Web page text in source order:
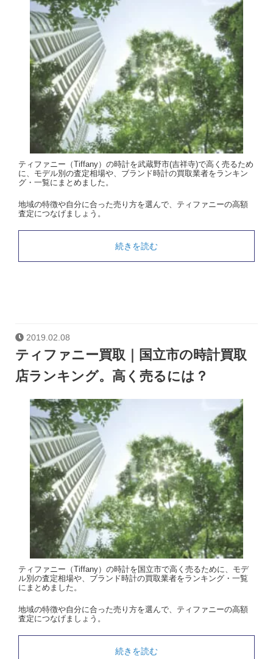
ティファニー（Tiffany）の時計を武蔵野市(吉祥寺)で高く売るため
に、モデル別の査定相場や、ブランド時計の買取業者をランキン
グ・一覧にまとめました。
地域の特徴や自分に合った売り方を選んで、ティファニーの高額
査定につなげましょう。
続きを読む
2019.02.08
ティファニー買取｜国立市の時計買取
店ランキング。高く売るには？
ティファニー（Tiffany）の時計を国立市で高く売るために、モデ
ル別の査定相場や、ブランド時計の買取業者をランキング・一覧
にまとめました。
地域の特徴や自分に合った売り方を選んで、ティファニーの高額
査定につなげましょう。
続きを読む